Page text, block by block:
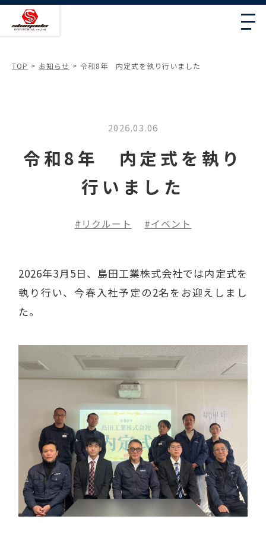
TOP お知らせ 令和8年 内定式を執り行いました
2026.03.06
令和8年 内定式を執り
行いました
リクルート イベント
2026年3月5日、島田工業株式会社では内定式を
執り行い、今春入社予定の2名をお迎えしまし
た。